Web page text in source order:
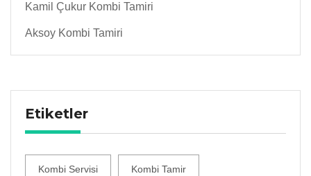
Kamil Çukur Kombi Tamiri
Aksoy Kombi Tamiri
Etiketler
Kombi Servisi Kombi Tamir